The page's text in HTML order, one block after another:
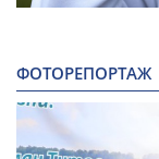
ФОТОРЕПОРТАЖ